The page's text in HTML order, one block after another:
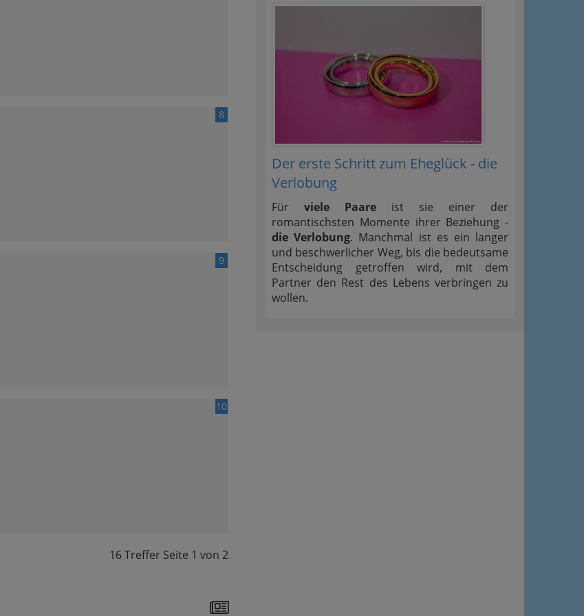
8
9
10
16 Treffer Seite 1 von 2
Der erste Schritt zum Eheglück - die
Verlobung
Für viele Paare ist sie einer der
romantischsten Momente ihrer Beziehung -
die Verlobung. Manchmal ist es ein langer
und beschwerlicher Weg, bis die bedeutsame
Entscheidung getroffen wird, mit dem
Partner den Rest des Lebens verbringen zu
wollen.